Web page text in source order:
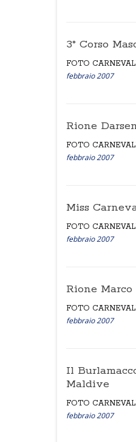
3° Corso
FOTO
febbraio 2007
Rione
FOTO
febbraio 2007
Miss
FOTO
febbraio 2007
Rione Marco
FOTO
febbraio 2007
Il
Maldive
FOTO
febbraio 2007